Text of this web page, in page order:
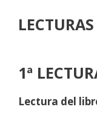
LECTURAS
1ª
Lectura del